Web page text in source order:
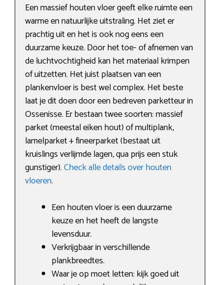
Een massief houten vloer geeft elke ruimte een
warme en natuurlijke uitstraling. Het ziet er
prachtig uit en het is ook nog eens een
duurzame keuze. Door het toe- of afnemen van
de luchtvochtigheid kan het materiaal krimpen
of uitzetten. Het juist plaatsen van een
plankenvloer is best wel complex. Het beste
laat je dit doen door een bedreven parketteur in
Ossenisse. Er bestaan twee soorten: massief
parket (meestal eiken hout) of multiplank,
lamelparket + fineerparket (bestaat uit
kruislings verlijmde lagen, qua prijs een stuk
gunstiger).Check alle details over houten
vloeren.
Een houten vloer is een duurzame
keuze en het heeft de langste
levensduur.
Verkrijgbaar in verschillende
plankbreedtes.
Waar je op moet letten: kijk goed uit